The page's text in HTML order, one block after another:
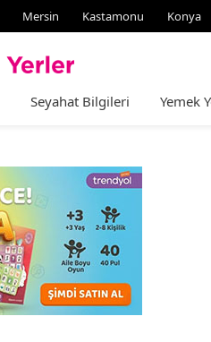
Mersin Kastamonu Konya
Seyahat Bilgileri Yemek